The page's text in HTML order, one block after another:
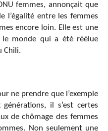
femmes, annonçait que
l’égalité entre les femmes
encore loin. Elle est une
monde qui a été réélue
Chili.
ne prendre que l’exemple
il s’est certes
de chômage des femmes
Non seulement une